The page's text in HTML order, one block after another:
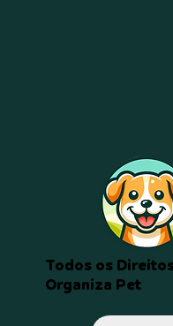
Todos os
Organiza Pet